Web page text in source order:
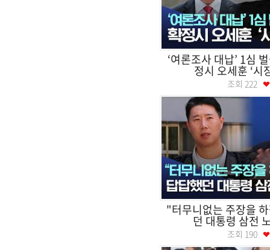
‘여론조사 대납’ 1심
정시 오세훈 ‘시
조회 222
"터무니없는 주장을
던 대통령 삼전
조회 190